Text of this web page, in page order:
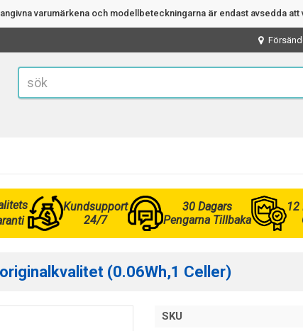
varumärkena och modellbeteckningarna är endast avsedda
Kundsupport
24/7
30 Dagars
Pengarna Tillbaka
12
(0.06Wh,1 Celler)
SKU